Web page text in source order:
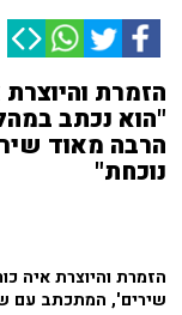
הזמרת
"הוא נכתב
הרבה מאוד
נוכחת"
הזמרת והיוצרת איה
שירים', המתכתב עם